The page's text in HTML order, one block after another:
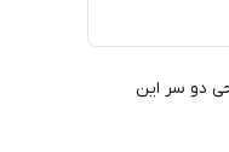
دو سر این